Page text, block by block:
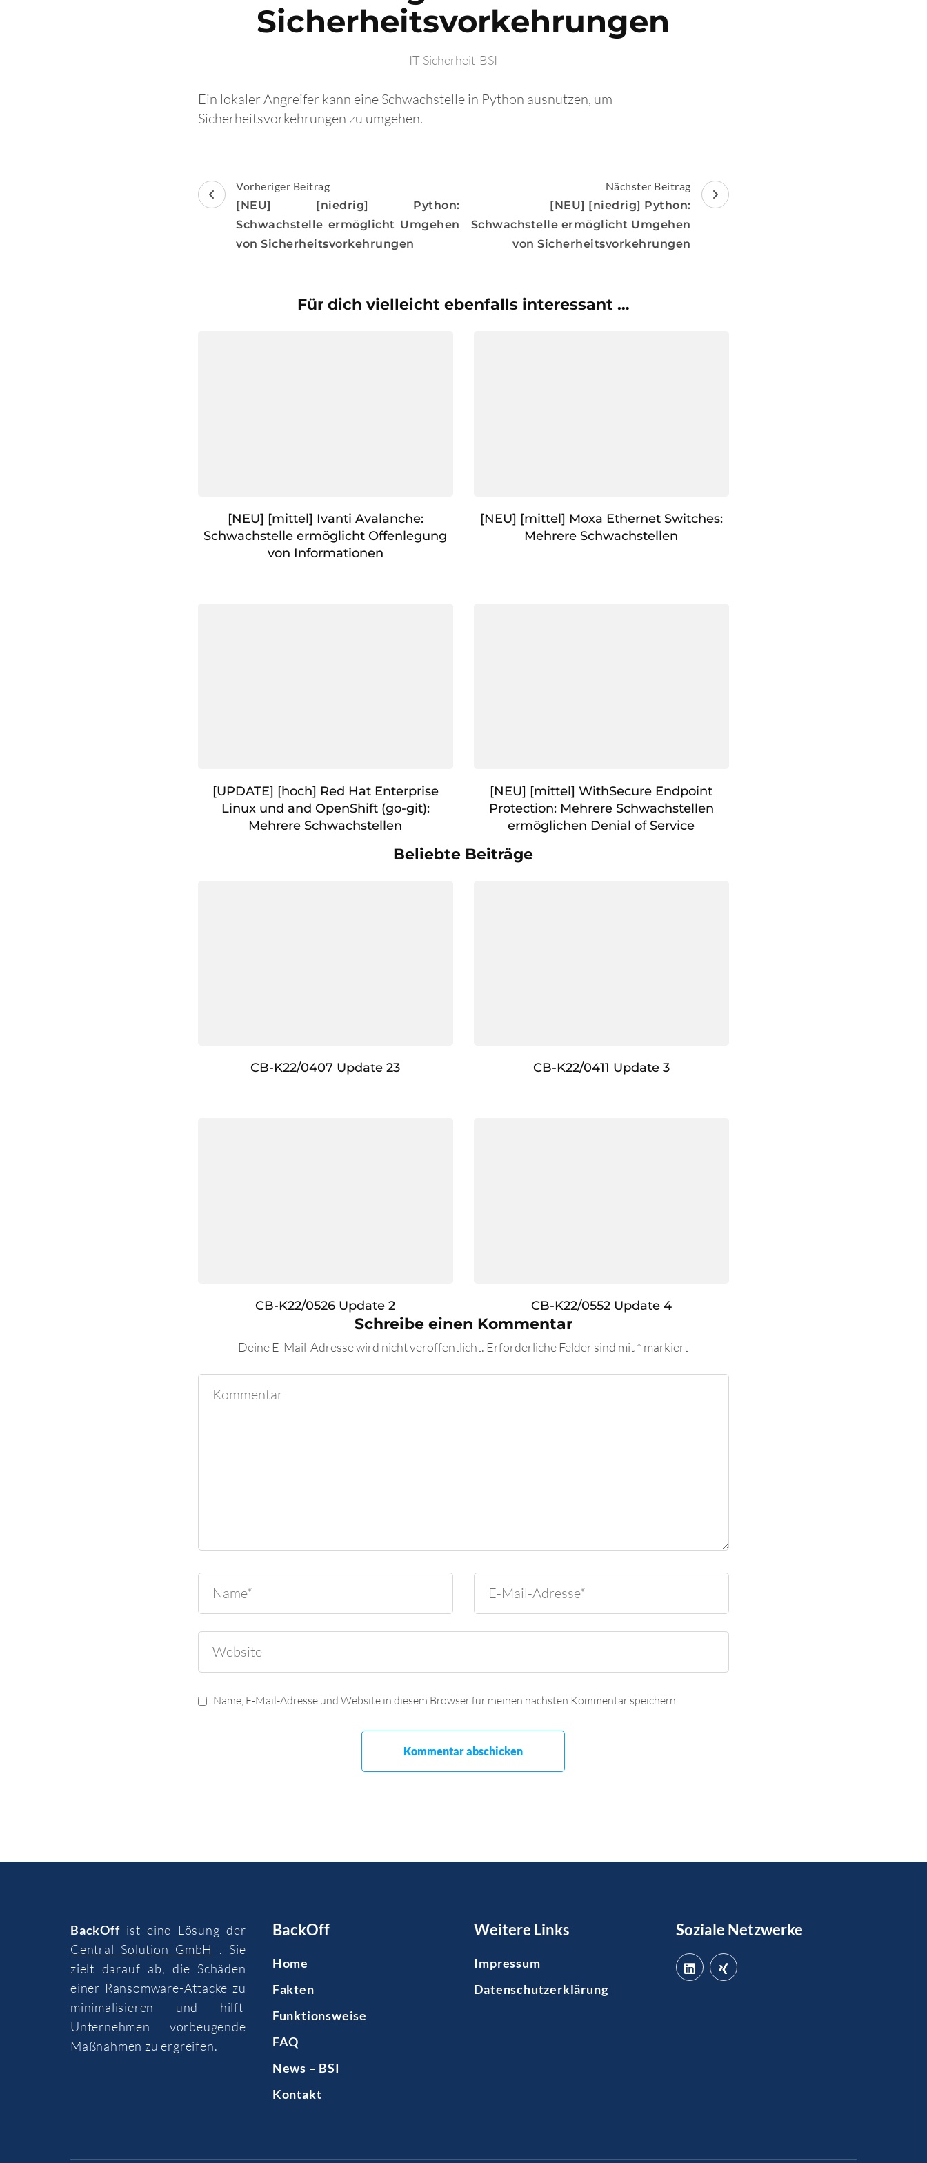
Sicherheitsvorkehrungen
IT-Sicherheit-BSI
Ein lokaler Angreifer kann eine Schwachstelle in Python ausnutzen, um
Sicherheitsvorkehrungen zu umgehen.
Beitragsnavigation
Vorheriger Beitrag
[NEU] [niedrig] Python:
Schwachstelle ermöglicht Umgehen
von Sicherheitsvorkehrungen
Nächster Beitrag
[NEU] [niedrig] Python:
Schwachstelle ermöglicht Umgehen
von Sicherheitsvorkehrungen
Für dich vielleicht ebenfalls interessant …
[NEU] [mittel] Ivanti Avalanche:
Schwachstelle ermöglicht Offenlegung
von Informationen
[NEU] [mittel] Moxa Ethernet Switches:
Mehrere Schwachstellen
[UPDATE] [hoch] Red Hat Enterprise
Linux und and OpenShift (go-git):
Mehrere Schwachstellen
[NEU] [mittel] WithSecure Endpoint
Protection: Mehrere Schwachstellen
ermöglichen Denial of Service
Beliebte Beiträge
CB-K22/0407 Update 23 CB-K22/0411 Update 3
CB-K22/0526 Update 2 CB-K22/0552 Update 4
Schreibe einen Kommentar
Deine E-Mail-Adresse wird nicht veröffentlicht. Erforderliche Felder sind mit* markiert
Name, E-Mail-Adresse und Website in diesem Browser für meinen nächsten Kommentar speichern.
BackOffist eine Lösung der
Central Solution GmbH
. Sie
zielt darauf ab, die Schäden
einer Ransomware-Attacke zu
minimalisieren und hilft
Unternehmen vorbeugende
Maßnahmen zu ergreifen.
BackOff
Home
Fakten
Funktionsweise
FAQ
News – BSI
Kontakt
Weitere Links
Impressum
Datenschutzerklärung
Soziale Netzwerke